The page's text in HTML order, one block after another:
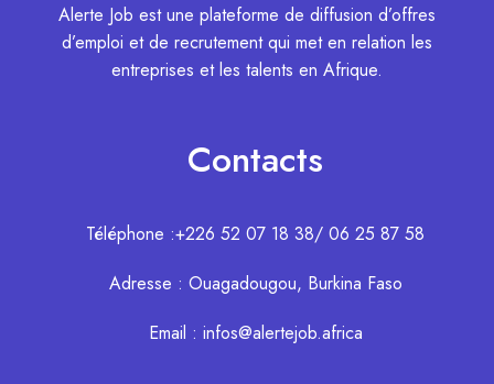
Alerte Job est une plateforme de diffusion d’offres
d’emploi et de recrutement qui met en relation les
entreprises et les talents en Afrique.
Contacts
Téléphone :+226 52 07 18 38/ 06 25 87 58
Adresse : Ouagadougou, Burkina Faso
Email : infos@alertejob.africa